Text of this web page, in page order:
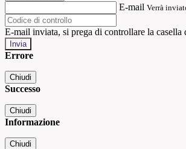
E-mail Verrà
E-mail inviata, si prega di controllare la casella
Errore
Chiudi
Successo
Chiudi
Informazione
Chiudi